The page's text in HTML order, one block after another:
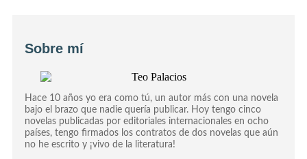
Sobre mí
Hace 10 años yo era como tú, un autor más con una novela
bajo el brazo que nadie quería publicar. Hoy tengo cinco
novelas publicadas por editoriales internacionales en ocho
países, tengo firmados los contratos de dos novelas que aún
no he escrito y ¡vivo de la literatura!